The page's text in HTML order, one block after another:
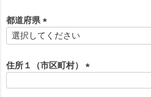
須
)
都道府県
(
須
)
住所１（市区町村）